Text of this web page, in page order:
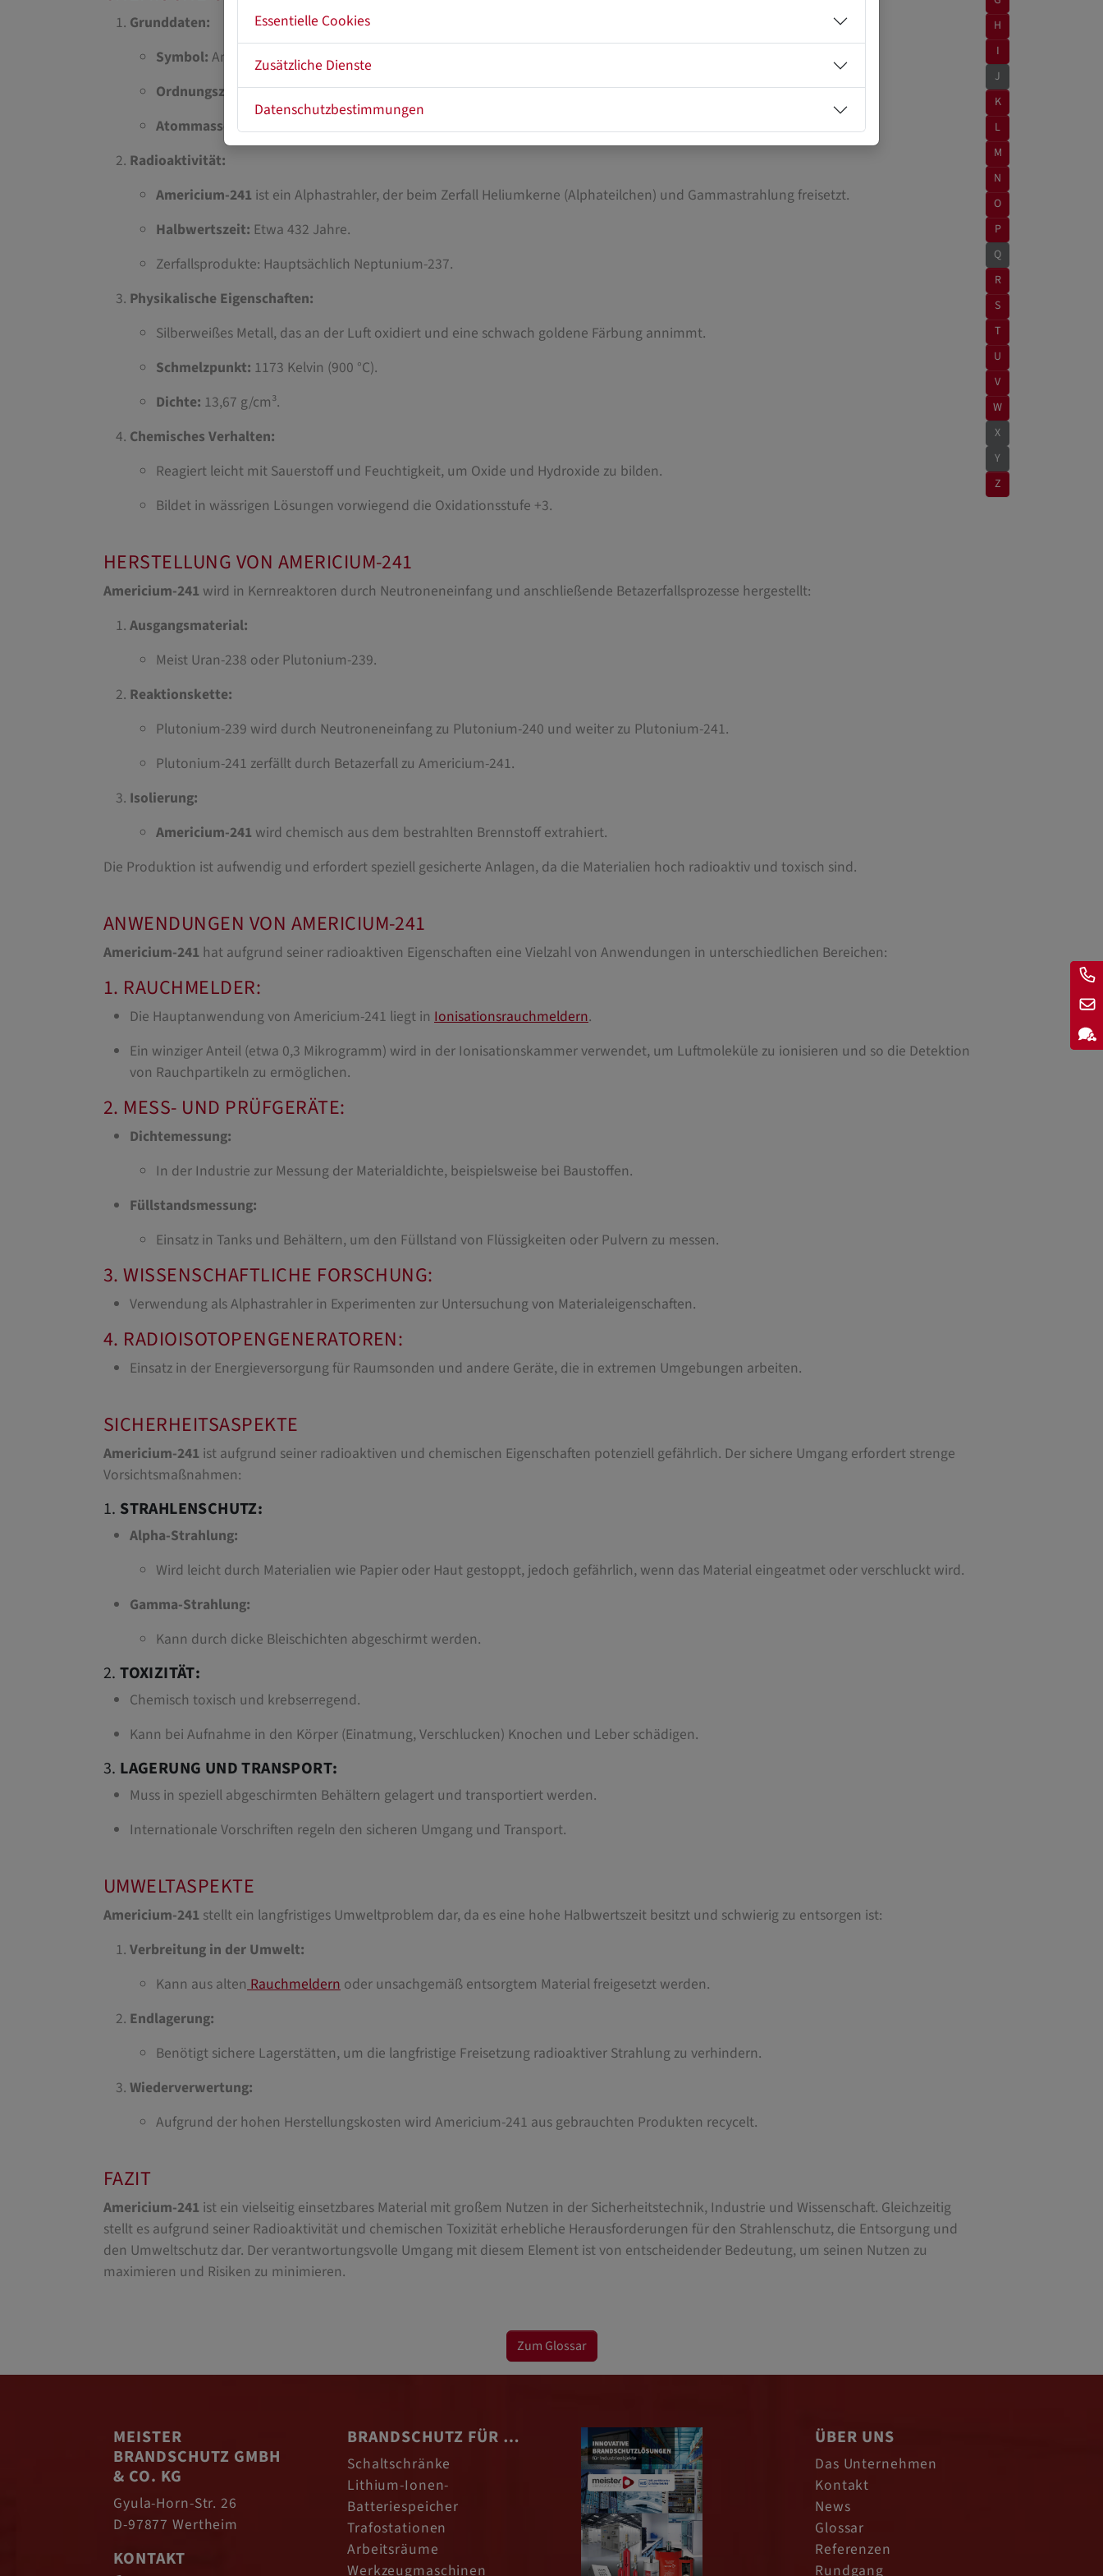
Grunddaten:
Symbol: Am
Ordnungszahl:95
Atommasse:
241 u (hauptsächlich verwendetes Isotop)
Radioaktivität:
Americium-241 ist ein Alphastrahler, der beim Zerfall Heliumkerne (Alphateilchen) und Gammastrahlung freisetzt.
Halbwertszeit: Etwa 432 Jahre.
Zerfallsprodukte: Hauptsächlich Neptunium-237.
Physikalische Eigenschaften:
Silberweißes Metall, das an der Luft oxidiert und eine schwach goldene Färbung annimmt.
Schmelzpunkt: 1173 Kelvin (900 °C).
Dichte: 13,67 g/cm³.
Chemisches Verhalten:
Reagiert leicht mit Sauerstoff und Feuchtigkeit, um Oxide und Hydroxide zu bilden.
Bildet in wässrigen Lösungen vorwiegend die Oxidationsstufe +3.
HERSTELLUNG VON AMERICIUM-241
Americium-241 wird in Kernreaktoren durch Neutroneneinfang und anschließende Betazerfallsprozesse hergestellt:
Ausgangsmaterial:
Meist Uran-238 oder Plutonium-239.
Reaktionskette:
Plutonium-239 wird durch Neutroneneinfang zu Plutonium-240 und weiter zu Plutonium-241.
Plutonium-241 zerfällt durch Betazerfall zu Americium-241.
Isolierung:
Americium-241 wird chemisch aus dem bestrahlten Brennstoff extrahiert.
Die Produktion ist aufwendig und erfordert speziell gesicherte Anlagen, da die Materialien hoch radioaktiv und toxisch sind.
ANWENDUNGEN VON AMERICIUM-241
Americium-241 hat aufgrund seiner radioaktiven Eigenschaften eine Vielzahl von Anwendungen in unterschiedlichen Bereichen:
1. RAUCHMELDER:
Die Hauptanwendung von Americium-241 liegt in Ionisationsrauchmeldern.
Ein winziger Anteil (etwa 0,3 Mikrogramm) wird in der Ionisationskammer verwendet, um Luftmoleküle zu ionisieren und so die Detektion
von Rauchpartikeln zu ermöglichen.
2. MESS- UND PRÜFGERÄTE:
Dichtemessung:
In der Industrie zur Messung der Materialdichte, beispielsweise bei Baustoffen.
Füllstandsmessung:
Einsatz in Tanks und Behältern, um den Füllstand von Flüssigkeiten oder Pulvern zu messen.
3. WISSENSCHAFTLICHE FORSCHUNG:
Verwendung als Alphastrahler in Experimenten zur Untersuchung von Materialeigenschaften.
4. RADIOISOTOPENGENERATOREN:
Einsatz in der Energieversorgung für Raumsonden und andere Geräte, die in extremen Umgebungen arbeiten.
SICHERHEITSASPEKTE
Americium-241 ist aufgrund seiner radioaktiven und chemischen Eigenschaften potenziell gefährlich. Der sichere Umgang erfordert strenge
Vorsichtsmaßnahmen:
1. STRAHLENSCHUTZ:
Alpha-Strahlung:
Wird leicht durch Materialien wie Papier oder Haut gestoppt, jedoch gefährlich, wenn das Material eingeatmet oder verschluckt wird.
Gamma-Strahlung:
Kann durch dicke Bleischichten abgeschirmt werden.
2.TOXIZITÄT:
Chemisch toxisch und krebserregend.
Kann bei Aufnahme in den Körper (Einatmung, Verschlucken) Knochen und Leber schädigen.
3. LAGERUNG UND TRANSPORT:
Muss in speziell abgeschirmten Behältern gelagert und transportiert werden.
Internationale Vorschriften regeln den sicheren Umgang und Transport.
UMWELTASPEKTE
Americium-241 stellt ein langfristiges Umweltproblem dar, da es eine hohe Halbwertszeit besitzt und schwierig zu entsorgen ist:
Verbreitung in der Umwelt:
Kann aus altenRauchmeldern oder unsachgemäß entsorgtem Material freigesetzt werden.
Endlagerung:
Benötigt sichere Lagerstätten, um die langfristige Freisetzung radioaktiver Strahlung zu verhindern.
Wiederverwertung:
Aufgrund der hohen Herstellungskosten wird Americium-241 aus gebrauchten Produkten recycelt.
FAZIT
Americium-241 ist ein vielseitig einsetzbares Material mit großem Nutzen in der Sicherheitstechnik, Industrie und Wissenschaft. Gleichzeitig
stellt es aufgrund seiner Radioaktivität und chemischen Toxizität erhebliche Herausforderungen für den Strahlenschutz, die Entsorgung und
den Umweltschutz dar. Der verantwortungsvolle Umgang mit diesem Element ist von entscheidender Bedeutung, um seinen Nutzen zu
maximieren und Risiken zu minimieren.
H
I
J
K
L
M
N
O
P
Q
R
S
T
U
V
W
X
Y
Z
Zum Glossar
MEISTER
BRANDSCHUTZ GMBH
& CO. KG
Gyula-Horn-Str. 26
D-97877 Wertheim
KONTAKT
BRANDSCHUTZ FÜR …
Schaltschränke
Lithium-Ionen-
Batteriespeicher
Trafostationen
Arbeitsräume
Werkzeugmaschinen
ÜBER UNS
Das Unternehmen
Kontakt
News
Glossar
Referenzen
Rundgang
Essentielle Cookies
Zusätzliche Dienste
Datenschutzbestimmungen